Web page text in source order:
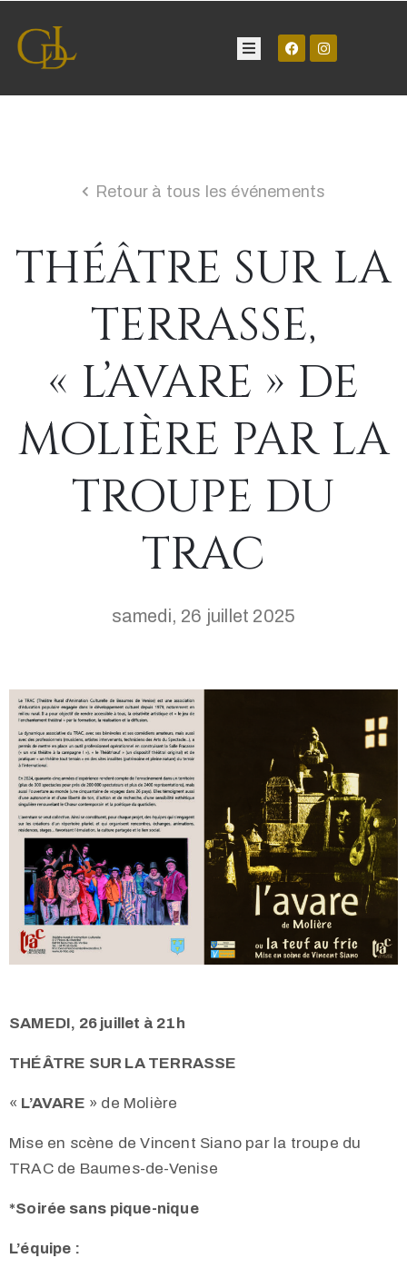
Manifestations
Contact
Retour à tous les événements
THÉÂTRE SUR LA
TERRASSE,
« L’AVARE » DE
MOLIÈRE PAR LA
TROUPE DU
TRAC
samedi, 26 juillet 2025
SAMEDI, 26 juillet à 21h
THÉÂTRE SUR LA TERRASSE
« L’AVARE » de Molière
Mise en scène de Vincent Siano par la troupe du
TRAC de Baumes-de-Venise
*Soirée sans pique-nique
L’équipe :